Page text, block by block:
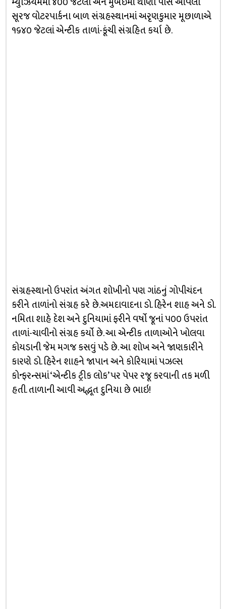
સૂરજ વોટરપાર્કના બાળ સંગ્રહસ્થાનમાં અરૃણકુમાર મૂછાળાએ
૧૬૪૦ જેટલાં એન્ટીક તાળાં-કૂંચી સંગ્રહિત કર્યા છે.
સંગ્રહસ્થાનો ઉપરાંત અંગત શોખીનો પણ ગાંઠનું ગોપીચંદન
કરીને તાળાંનો સંગ્રહ કરે છે.અમદાવાદના ડો. હિરેન શાહ અને ડો.
નમિતા શાહે દેશ અને દુનિયામાં ફરીને વર્ષો જૂનાં ૫૦૦ ઉપરાંત
તાળાં-ચાવીનો સંગ્રહ કર્યો છે. આ એન્ટીક તાળાઓને ખોલવા
કોયડાની જેમ મગજ કસવું પડે છે. આ શોખ અને જાણકારીને
કારણે ડો. હિરેન શાહને જાપાન અને કોરિયામાં પઝલ્સ
કોન્ફરન્સમાં ‘એન્ટીક ટ્રીક લોક’ પર પેપર રજૂ કરવાની તક મળી
હતી. તાળાની આવી અદ્ભૂત દુનિયા છે ભાઇ!